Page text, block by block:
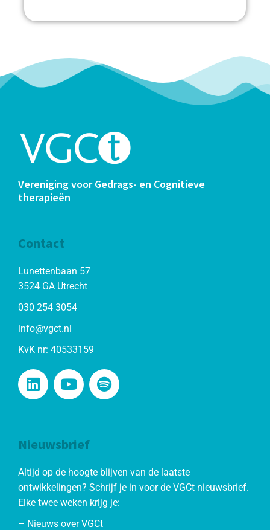
Vereniging voor Gedrags- en Cognitieve
therapieën
Contact
Lunettenbaan 57
3524 GA Utrecht
030 254 3054
info@vgct.nl
KvK nr: 40533159
Nieuwsbrief
Altijd op de hoogte blijven van de laatste
ontwikkelingen? Schrijf je in voor de VGCt nieuwsbrief.
Elke twee weken krijg je:
– Nieuws over VGCt